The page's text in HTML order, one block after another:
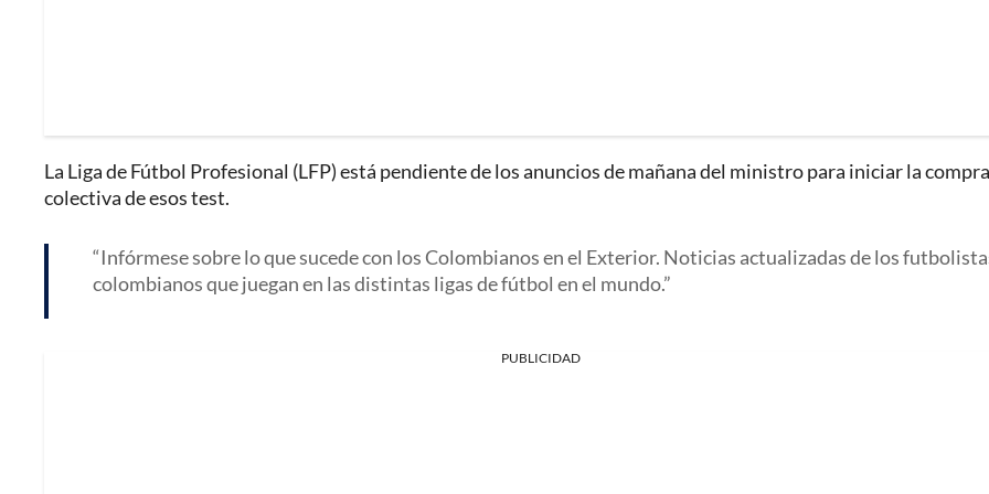
La Liga de Fútbol Profesional (LFP) está pendiente de los anuncios de mañana del ministro para iniciar la compra
colectiva de esos test.
Infórmese sobre lo que sucede con los Colombianos en el Exterior. Noticias actualizadas de los
colombianos que juegan en las distintas ligas de fútbol en el mundo.
PUBLICIDAD